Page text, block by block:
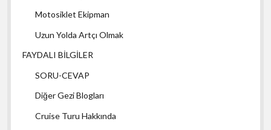
Motosiklet Ekipman
Uzun Yolda Artçı Olmak
FAYDALI BİLGİLER
SORU-CEVAP
Diğer Gezi Blogları
Cruise Turu Hakkında